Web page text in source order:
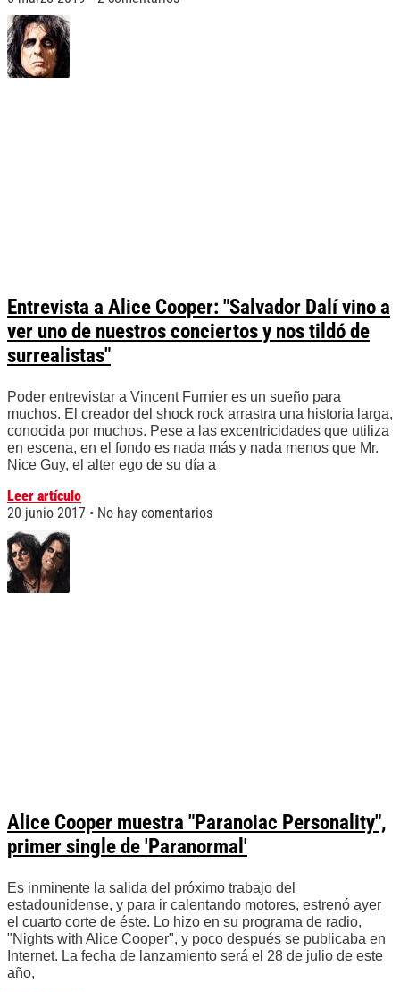
Entrevista a Alice Cooper: "Salvador Dalí vino a
ver uno de nuestros conciertos y nos tildó de
surrealistas"
Poder entrevistar a Vincent Furnier es un sueño para
muchos. El creador del shock rock arrastra una historia larga,
conocida por muchos. Pese a las excentricidades que utiliza
en escena, en el fondo es nada más y nada menos que Mr.
Nice Guy, el alter ego de su día a
Leer artículo
20 junio 2017
No hay comentarios
Alice Cooper muestra "Paranoiac Personality",
primer single de 'Paranormal'
Es inminente la salida del próximo trabajo del
estadounidense, y para ir calentando motores, estrenó ayer
el cuarto corte de éste. Lo hizo en su programa de radio,
"Nights with Alice Cooper", y poco después se publicaba en
Internet. La fecha de lanzamiento será el 28 de julio de este
año,